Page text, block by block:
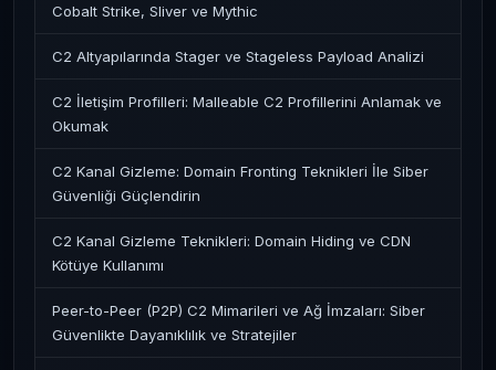
Cobalt Strike, Sliver ve Mythic
C2 Altyapılarında Stager ve Stageless Payload Analizi
C2 İletişim Profilleri: Malleable C2 Profillerini Anlamak ve
Okumak
C2 Kanal Gizleme: Domain Fronting Teknikleri İle Siber
Güvenliği Güçlendirin
C2 Kanal Gizleme Teknikleri: Domain Hiding ve CDN
Kötüye Kullanımı
Peer-to-Peer (P2P) C2 Mimarileri ve Ağ İmzaları: Siber
Güvenlikte Dayanıklılık ve Stratejiler